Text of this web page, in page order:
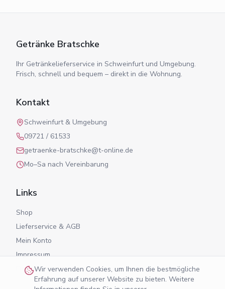
Wir verwenden Cookies, um Ihnen die bestmögliche
Erfahrung auf unserer Website zu bieten. Weitere
Getränke Bratschke
Ihr Getränkelieferservice in Schweinfurt und Umgebung.
Frisch, schnell und bequem – direkt in die Wohnung.
Kontakt
Schweinfurt & Umgebung
09721 / 61533
getraenke-bratschke@t-online.de
Mo–Sa nach Vereinbarung
Links
Shop
Lieferservice & AGB
Mein Konto
Impressum
Datenschutz